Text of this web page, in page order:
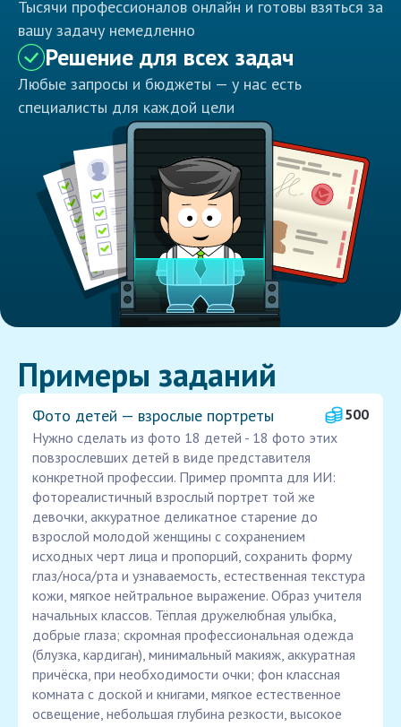
Тысячи профессионалов онлайн и готовы взяться за
вашу задачу немедленно
Решение для всех задач
Любые запросы и бюджеты — у нас есть
специалисты для каждой цели
Примеры заданий
Фото детей — взрослые портреты
500
Нужно сделать из фото 18 детей - 18 фото этих
повзрослевших детей в виде представителя
конкретной профессии. Пример промпта для ИИ:
фотореалистичный взрослый портрет той же
девочки, аккуратное деликатное старение до
взрослой молодой женщины с сохранением
исходных черт лица и пропорций, сохранить форму
глаз/носа/рта и узнаваемость, естественная текстура
кожи, мягкое нейтральное выражение. Образ учителя
начальных классов. Тёплая дружелюбная улыбка,
добрые глаза; скромная профессиональная одежда
(блузка, кардиган), минимальный макияж, аккуратная
причёска, при необходимости очки; фон классная
комната с доской и книгами, мягкое естественное
освещение, небольшая глубина резкости, высокое